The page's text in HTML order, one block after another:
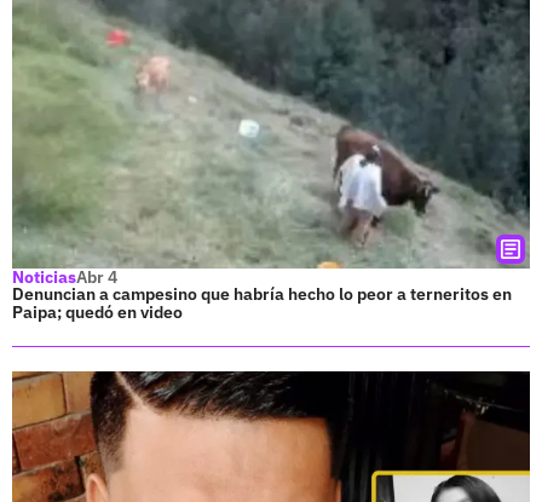
NoticiasAbr 4
Denuncian a campesino que habría hecho lo peor a terneritos en
Paipa; quedó en video